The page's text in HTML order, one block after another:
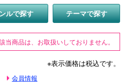
ルで探す テーマで探す
商品は、お取扱いしておりません。
※表示価格は税込です。
会員情報